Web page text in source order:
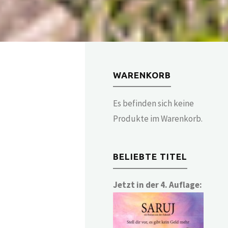
WARENKORB
Es befinden sich keine
Produkte im Warenkorb.
BELIEBTE TITEL
Jetzt in der 4. Auflage: